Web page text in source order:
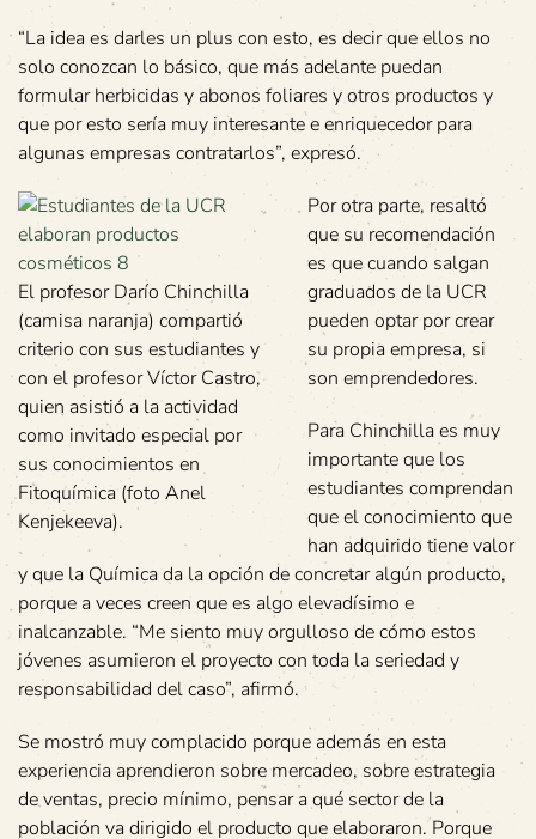
“La idea es darles un plus con esto, es decir que ellos no
solo conozcan lo básico, que más adelante puedan
formular herbicidas y abonos foliares y otros productos y
que por esto sería muy interesante e enriquecedor para
algunas empresas contratarlos”, expresó.
El profesor Darío Chinchilla
(camisa naranja) compartió
criterio con sus estudiantes y
con el profesor Víctor Castro,
quien asistió a la actividad
como invitado especial por
sus conocimientos en
Fitoquímica (foto Anel
Kenjekeeva).
Por otra parte, resaltó
que su recomendación
es que cuando salgan
graduados de la UCR
pueden optar por crear
su propia empresa, si
son emprendedores.
Para Chinchilla es muy
importante que los
estudiantes comprendan
que el conocimiento que
han adquirido tiene valor
y que la Química da la opción de concretar algún producto,
porque a veces creen que es algo elevadísimo e
inalcanzable. “Me siento muy orgulloso de cómo estos
jóvenes asumieron el proyecto con toda la seriedad y
responsabilidad del caso”, afirmó.
Se mostró muy complacido porque además en esta
experiencia aprendieron sobre mercadeo, sobre estrategia
de ventas, precio mínimo, pensar a qué sector de la
población va dirigido el producto que elaboraron. Porque